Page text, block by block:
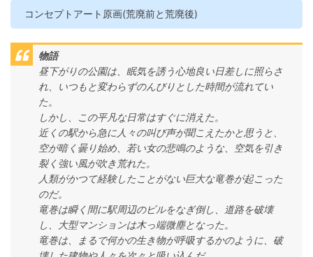
コンセプトアート原画(荒廃前と荒廃後)
物語
昼下がりの公園は、眠気を誘う心地良い日差しに照らさ
れ、いつもと変わらずのんびりとした時間が流れてい
た。
しかし、この平凡な日常はすぐに消えた。
近くの駅から急に人々の叫び声が聞こえたかと思うと、
空が暗く曇り始め、若い女の悲鳴のような、空気を引き
裂く強い風が吹き荒れた。
人類がかつて経験したことがない巨大な竜巻が起こった
のだ。
竜巻は瞬く間に駅周辺のビルをなぎ倒し、道路を破壊
し、大型マンションは木っ端微塵となった。
竜巻は、まるで何かの生き物が呼吸するかのように、破